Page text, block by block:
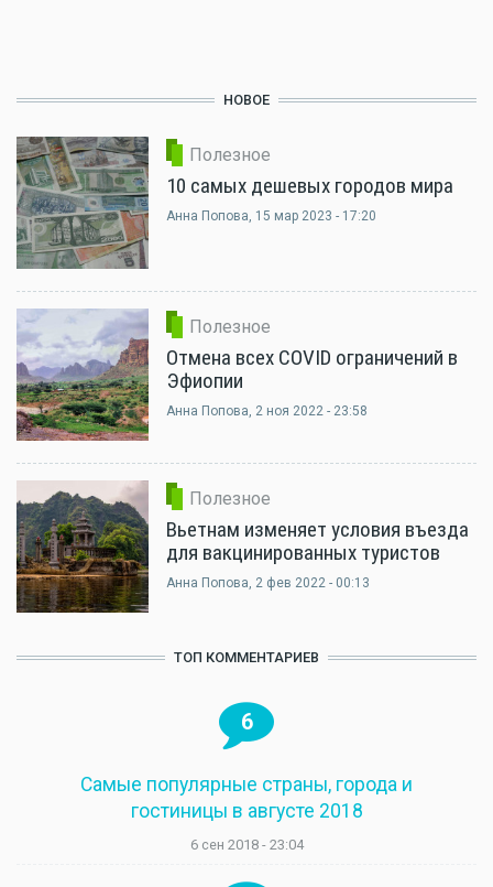
НОВОЕ
Полезное
10 самых дешевых городов мира
Анна Попова, 15 мар 2023 - 17:20
Полезное
Отмена всех COVID ограничений в
Эфиопии
Анна Попова, 2 ноя 2022 - 23:58
Полезное
Вьетнам изменяет условия въезда
для вакцинированных туристов
Анна Попова, 2 фев 2022 - 00:13
ТОП КОММЕНТАРИЕВ
6
Самые популярные страны, города и
гостиницы в августе 2018
6 сен 2018 - 23:04